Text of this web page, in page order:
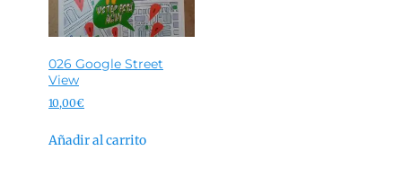
026 Google Street
View
10,00€
Añadir al carrito